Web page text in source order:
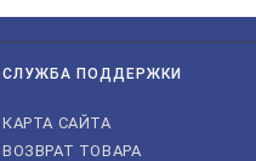
СЛУЖБА ПОДДЕРЖКИ
КАРТА САЙТА
ВОЗВРАТ ТОВАРА